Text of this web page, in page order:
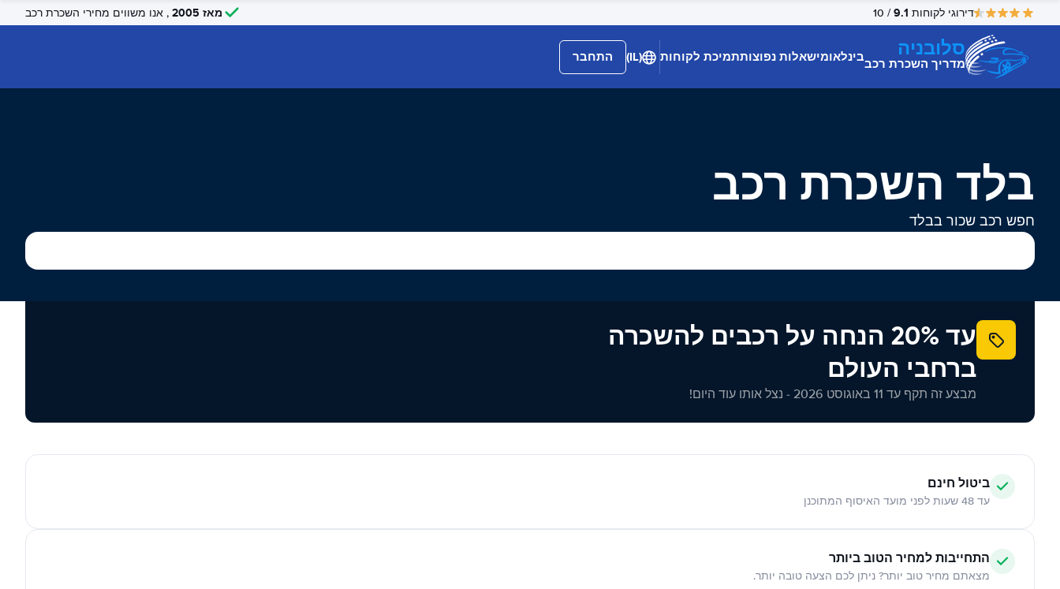
דירוגי לקוחות 9.1
/ 10 מאז 2005 , אנו משווים מחירי השכרת רכב
סלובניה
מדריך השכרת רכבבינלאומישאלות נפוצותתמיכת לקוחות (IL) התחבר
בלד השכרת רכב
חפש רכב שכור בבלד
עד 20% הנחה על רכבים להשכרה
ברחבי העולם
מבצע זה תקף עד 11 באוגוסט 2026 - נצל אותו עוד היום!
ביטול חינם
עד 48 שעות לפני מועד האיסוף המתוכנן
התחייבות למחיר הטוב ביותר
מצאתם מחיר טוב יותר? ניתן לכם הצעה טובה יותר.